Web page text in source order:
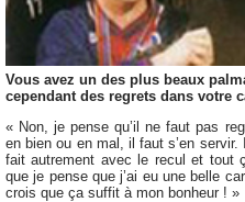
Vous avez un des plus beaux
cependant des regrets dans votre
« Non, je pense qu’il ne faut pas
en bien ou en mal, il faut s’en
fait autrement avec le recul et tout
que je pense que j’ai eu une belle
crois que ça suffit à mon bonheur ! »